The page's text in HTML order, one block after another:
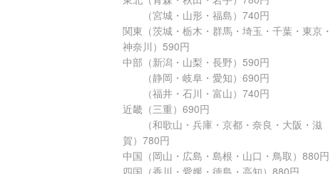
（宮城・山形・福島）740円
関東（茨城・栃木・群馬・埼玉・千葉・東京・
神奈川）590円
中部（新潟・山梨・長野）590円
（静岡・岐阜・愛知）690円
（福井・石川・富山）740円
近畿（三重）690円
（和歌山・兵庫・京都・奈良・大阪・滋
賀）780円
中国（岡山・広島・島根・山口・鳥取）880円
四国（香川・愛媛・徳島・高知）880円